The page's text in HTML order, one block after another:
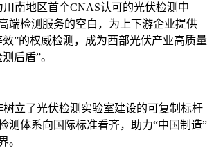
南地区首个CNAS认可的光伏检测中
端检测服务的空白，为上下游企业提供
”的权威检测，成为西部光伏产业高质量
后盾”。
立了光伏检测实验室建设的可复制标杆
测体系向国际标准看齐，助力“中国制造”
。